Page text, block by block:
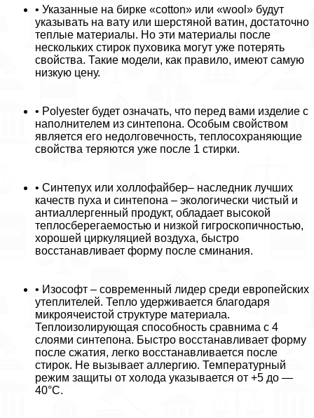
• Указанные на бирке «cotton» или «wool» будут
указывать на вату или шерстяной ватин, достаточно
теплые материалы. Но эти материалы после
нескольких стирок пуховика могут уже потерять
свойства. Такие модели, как правило, имеют самую
низкую цену.
• Polyester будет означать, что перед вами изделие с
наполнителем из синтепона. Особым свойством
является его недолговечность, теплосохраняющие
свойства теряются уже после 1 стирки.
• Синтепух или холлофайбер– наследник лучших
качеств пуха и синтепона – экологически чистый и
антиаллергенный продукт, обладает высокой
теплосберегаемостью и низкой гигроскопичностью,
хорошей циркуляцией воздуха, быстро
восстанавливает форму после сминания.
• Изософт – современный лидер среди европейских
утеплителей. Тепло удерживается благодаря
микроячеистой структуре материала.
Теплоизолирующая способность сравнима с 4
слоями синтепона. Быстро восстанавливает форму
после сжатия, легко восстанавливается после
стирок. Не вызывает аллергию. Температурный
режим защиты от холода указывается от +5 до —
40°С.